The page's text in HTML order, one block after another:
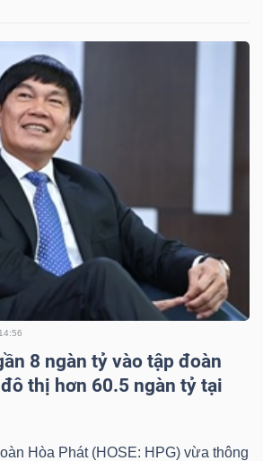
8 ngàn tỷ vào tập đoàn
thị hơn 60.5 ngàn tỷ tại
Hòa Phát (HOSE: HPG) vừa thông